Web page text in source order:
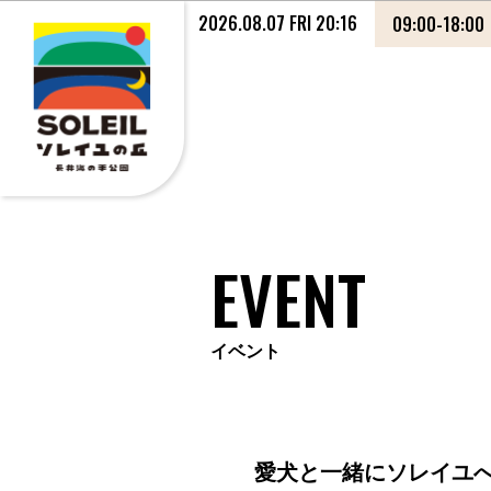
2026.08.07 FRI 20:16 09:00-18:00
EVENT
イベント
愛犬と一緒にソレイユ